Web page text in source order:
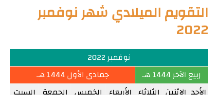
التقويم الميلادي شهر نوفمبر
2022
نوفمبر 2022
ربيع الآخر 1444 هـ
جمادى الأول 1444 هـ
الأحد الإثنين الثلاثاء الأربعاء الخميس الجمعة السبت